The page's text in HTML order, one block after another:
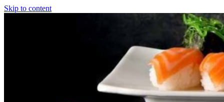
Skip to content